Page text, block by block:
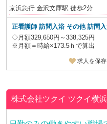
京浜急行 金沢文庫駅 徒歩2分
正看護師 訪問入浴 その他 訪問
◇月額329,650円～338,325円
※月額＝時給×173.5ｈで算出
求人を保存
株式会社ツクイ ツクイ横